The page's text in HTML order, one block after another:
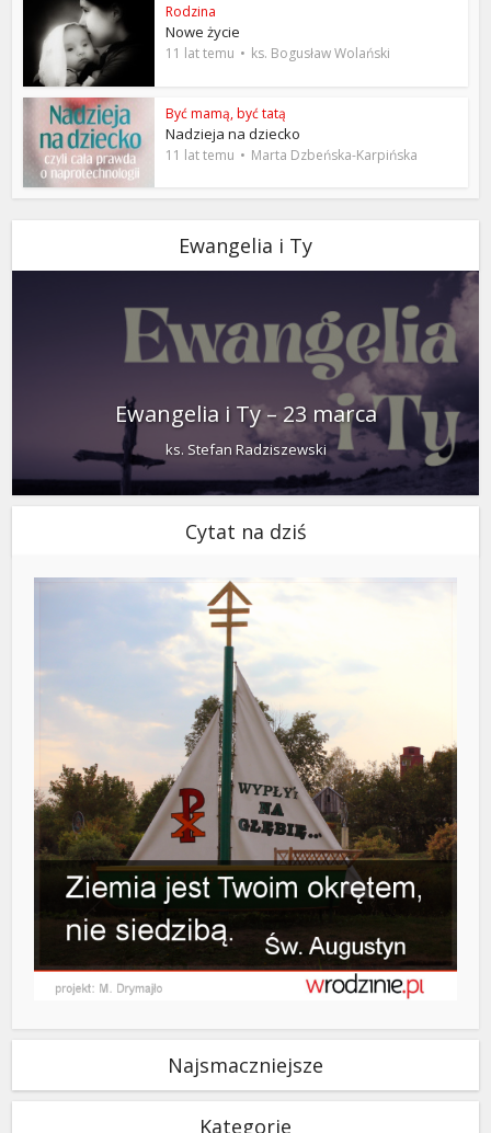
Rodzina
Nowe życie
11 lat temu ks. Bogusław Wolański
Być mamą, być tatą
Nadzieja na dziecko
11 lat temu Marta Dzbeńska-Karpińska
Ewangelia i Ty
Ewangelia i Ty – 23 marca
ks. Stefan Radziszewski
Cytat na dziś
Najsmaczniejsze
Kategorie